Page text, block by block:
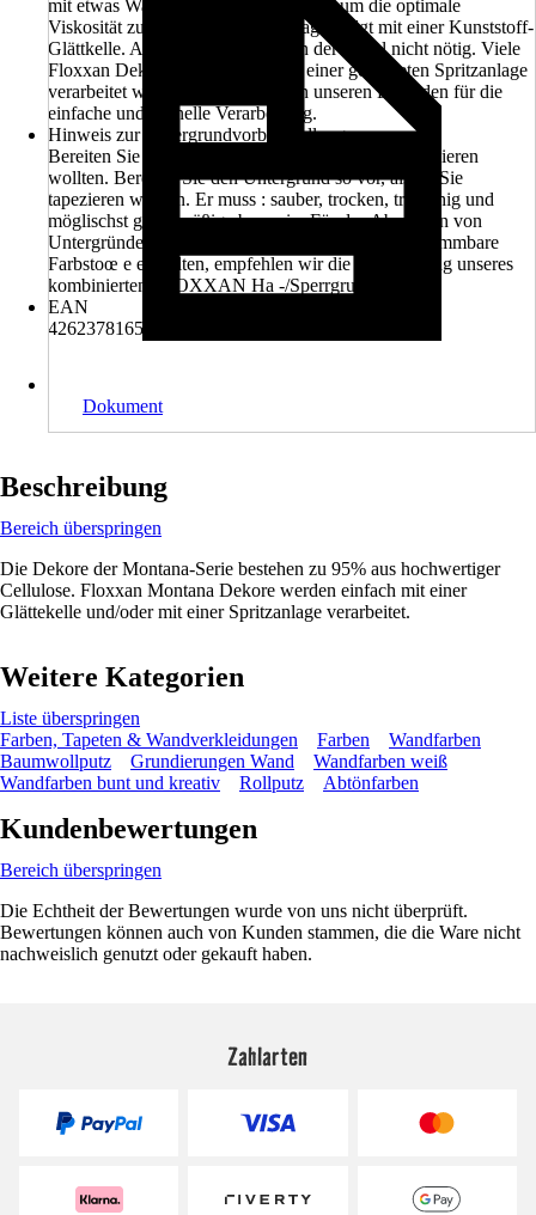
mit etwas Wasser nachjustiert werden, um die optimale
Viskosität zu erreichen. Der Auftrag erfolgt mit einer Kunststoff-
Glättkelle. Abklebearbeiten sind in der Regel nicht nötig. Viele
Floxxan Dekore können auch mit einer geeigneten Spritzanlage
verarbeitet werden. Wir empfehlen unseren Leitfaden für die
einfache und schnelle Verarbeitung.
Hinweis zur Untergrundvorbehandlung
Bereiten Sie den Untergrund so vor, als ob Sie tapezieren
wollten. Bereiten Sie den Untergrund so vor, als ob Sie
tapezieren wollten. Er muss : sauber, trocken, tragfähig und
möglischst gleichmäßig eben sein. Für das Absperren von
Untergründen, die verschmutzt sind oder aus schwemmbare
Farbstoœ e enthalten, empfehlen wir die Verwendung unseres
kombinierten FLOXXAN Ha -/Sperrgrundes.
EAN
4262378165293
Dokument
Beschreibung
Bereich überspringen
Die Dekore der Montana-Serie bestehen zu 95% aus hochwertiger
Cellulose. Floxxan Montana Dekore werden einfach mit einer
Glättekelle und/oder mit einer Spritzanlage verarbeitet.
Weitere Kategorien
Liste überspringen
Farben, Tapeten & Wandverkleidungen
Farben
Wandfarben
Baumwollputz
Grundierungen Wand
Wandfarben weiß
Wandfarben bunt und kreativ
Rollputz Abtönfarben
Kundenbewertungen
Bereich überspringen
Die Echtheit der Bewertungen wurde von uns nicht überprüft.
Bewertungen können auch von Kunden stammen, die die Ware nicht
nachweislich genutzt oder gekauft haben.
Zahlarten